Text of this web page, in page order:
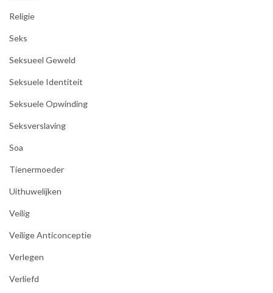
Religie
Seks
Seksueel Geweld
Seksuele Identiteit
Seksuele Opwinding
Seksverslaving
Soa
Tienermoeder
Uithuwelijken
Veilig
Veilige Anticonceptie
Verlegen
Verliefd